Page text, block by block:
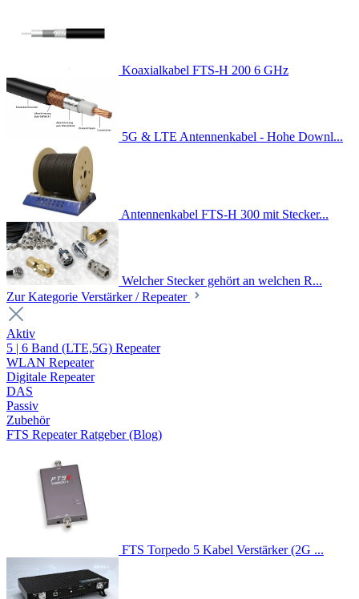
Koaxialkabel FTS-H 200 6 GHz
5G & LTE Antennenkabel - Hohe Downl...
Antennenkabel FTS-H 300 mit Stecker...
Welcher Stecker gehört an welchen R...
Zur Kategorie Verstärker / Repeater
Aktiv
5 | 6 Band (LTE,5G) Repeater
WLAN Repeater
Digitale Repeater
DAS
Passiv
Zubehör
FTS Repeater Ratgeber (Blog)
FTS Torpedo 5 Kabel Verstärker (2G ...